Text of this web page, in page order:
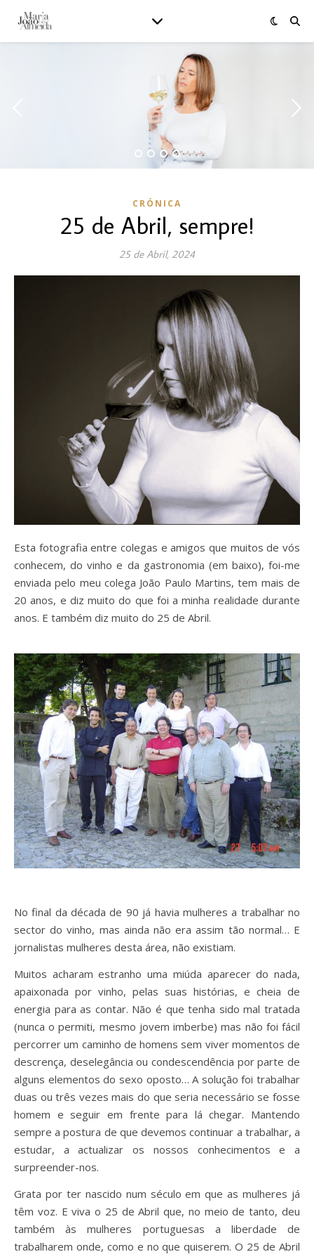
CRÓNICA
25 de Abril, sempre!
25 de Abril, 2024
Esta fotografia entre colegas e amigos que muitos de vós
conhecem, do vinho e da gastronomia (em baixo), foi-me
enviada pelo meu colega João Paulo Martins, tem mais de
20 anos, e diz muito do que foi a minha realidade durante
anos. E também diz muito do 25 de Abril.
No final da década de 90 já havia mulheres a trabalhar no
sector do vinho, mas ainda não era assim tão normal… E
jornalistas mulheres desta área, não existiam.
Muitos acharam estranho uma miúda aparecer do nada,
apaixonada por vinho, pelas suas histórias, e cheia de
energia para as contar. Não é que tenha sido mal tratada
(nunca o permiti, mesmo jovem imberbe) mas não foi fácil
percorrer um caminho de homens sem viver momentos de
descrença, deselegância ou condescendência por parte de
alguns elementos do sexo oposto… A solução foi trabalhar
duas ou três vezes mais do que seria necessário se fosse
homem e seguir em frente para lá chegar. Mantendo
sempre a postura de que devemos continuar a trabalhar, a
estudar, a actualizar os nossos conhecimentos e a
surpreender-nos.
Grata por ter nascido num século em que as mulheres já
têm voz. E viva o 25 de Abril que, no meio de tanto, deu
também às mulheres portuguesas a liberdade de
trabalharem onde, como e no que quiserem. O 25 de Abril